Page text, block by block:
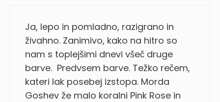
Ja, lepo in pomladno, razigrano in
živahno. Zanimivo, kako na hitro so
nam s toplejšimi dnevi všeč druge
barve. Predvsem barve. Težko rečem,
kateri lak posebej izstopa. Morda
Goshev že malo koralni Pink Rose in